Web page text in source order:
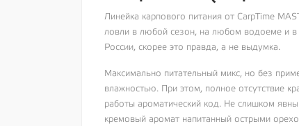
Линейка карпового питания от CarpTime
ловли в любой сезон, на любом водоеме и в
России, скорее это правда, а не выдумка.
Максимально питательный микс, но без
влажностью. При этом, полное отсутствие
работы ароматический код. Не слишком
кремовый аромат напитанный острыми